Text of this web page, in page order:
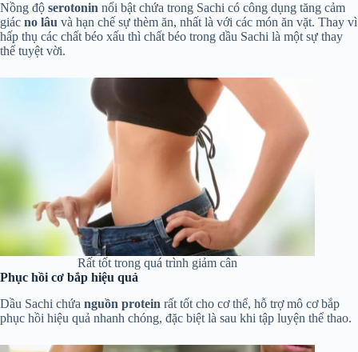
Nồng độ serotonin nổi bật chứa trong Sachi có công dụng tăng cảm
giác no lâu và hạn chế sự thèm ăn, nhất là với các món ăn vặt. Thay vì
hấp thụ các chất béo xấu thì chất béo trong dầu Sachi là một sự thay
thế tuyệt vời.
Rất tốt trong quá trình giảm cân
Phục hồi cơ bắp hiệu quả
Dầu Sachi chứa nguồn protein rất tốt cho cơ thể, hỗ trợ mô cơ bắp
phục hồi hiệu quả nhanh chóng, đặc biệt là sau khi tập luyện thể thao.